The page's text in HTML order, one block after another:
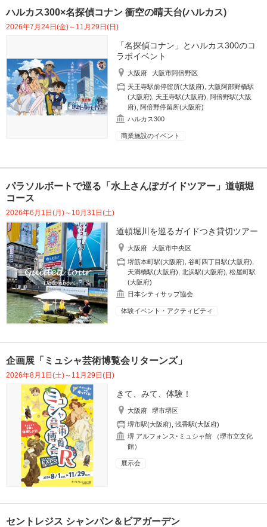
ハルカス300×名探偵コナン 衝空の晴天台(ハルカス)
2026年7月24日(金)～11月29日(日)
「名探偵コナン」とハルカス300のコ
ラボイベント
大阪府
大阪市阿倍野区
天王寺駅前停留所(大阪府) ,大阪阿部野橋駅
(大阪府)
天王寺駅(大阪府) ,阿倍野駅(大阪
府) ,阿倍野停留所(大阪府)
ハルカス300
商業施設のイベント
パラソルボートで巡る「水上さんぽガイドツアー」道頓堀
コース
2026年6月1日(月)～10月31日(土)
道頓堀川を巡るガイドつき貸切ツアー
大阪府
大阪市中央区
堺筋本町駅(大阪府) ,谷町四丁目駅(大阪府)
天満橋駅(大阪府) ,北浜駅(大阪府) ,松屋町駅
(大阪府)
日本シティサップ協会
体験イベント・アクティビティ
企画展「ミュシャ芸術博覧会リターンズ」
2026年8月1日(土)～11月29日(日)
きて、みて、体験！
大阪府
堺市堺区
堺市駅(大阪府) ,浅香駅(大阪府)
堺 アルフォンス･ミュシャ館 （堺市立文化
館）
展示会
セントレジス シャンパン＆ビアガーデン